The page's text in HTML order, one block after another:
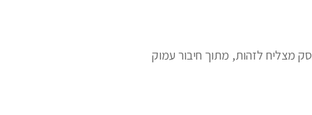
מצליח לזהות, מתוך חיבור עמוק